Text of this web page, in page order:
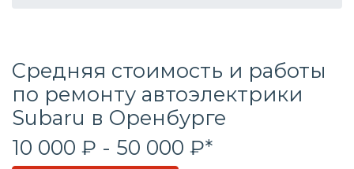
Средняя стоимость и работы
по ремонту автоэлектрики
Subaru в Оренбурге
10 000 ₽ - 50 000 ₽*